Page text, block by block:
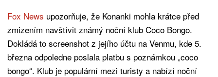
Fox News upozorňuje, že Konanki mohla krátce před
zmizením navštívit známý noční klub Coco Bongo.
Dokládá to screenshot z jejího účtu na Venmu, kde 5.
března odpoledne poslala platbu s poznámkou „coco
bongo“. Klub je populární mezi turisty a nabízí noční